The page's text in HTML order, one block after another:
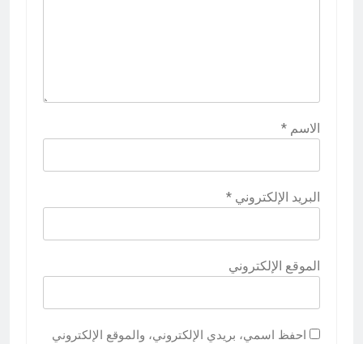
الاسم *
البريد الإلكتروني *
الموقع الإلكتروني
احفظ اسمي، بريدي الإلكتروني، والموقع الإلكتروني